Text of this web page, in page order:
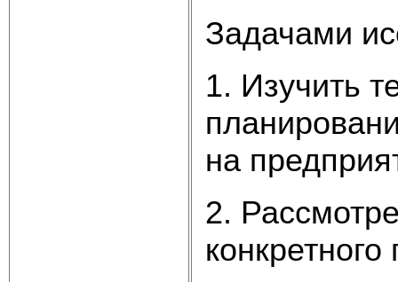
Задачами
1. Изучить
на
2.